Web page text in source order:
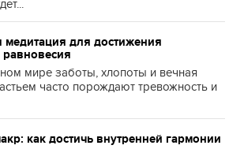
медитация для достижения
мире заботы, хлопоты и вечная
часто порождают тревожность и
как достичь внутренней гармонии